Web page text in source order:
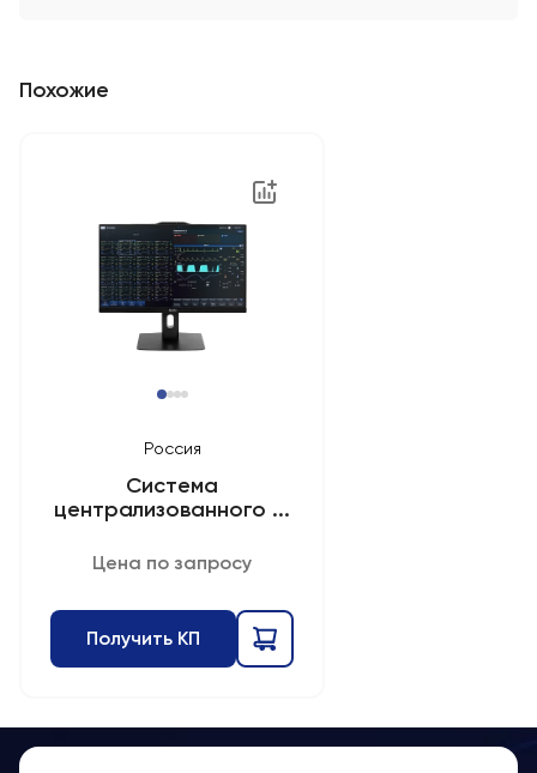
Похожие
Система
централизованного ...
Россия
Цена по запросу
Получить КП